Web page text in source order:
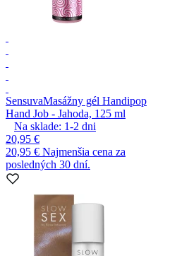
SensuvaMasážny gél Handipop
Hand Job - Jahoda, 125 ml
Na sklade: 1-2 dni
20,95 €
20,95 € Najmenšia cena za
posledných 30 dní.